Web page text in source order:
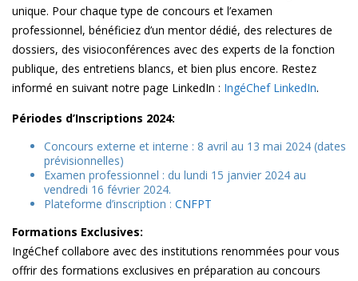
unique. Pour chaque type de concours et l’examen
professionnel, bénéficiez d’un mentor dédié, des relectures de
dossiers, des visioconférences avec des experts de la fonction
publique, des entretiens blancs, et bien plus encore. Restez
informé en suivant notre page LinkedIn : IngéChef LinkedIn.
Périodes d’Inscriptions 2024:
Concours externe et interne : 8 avril au 13 mai 2024 (dates
prévisionnelles)
Examen professionnel : du lundi 15 janvier 2024 au
vendredi 16 février 2024.
Plateforme d’inscription : CNFPT
Formations Exclusives:
IngéChef collabore avec des institutions renommées pour vous
offrir des formations exclusives en préparation au concours